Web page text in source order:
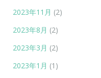
2023年11月 (2)
2023年8月 (2)
2023年3月 (2)
2023年1月 (1)